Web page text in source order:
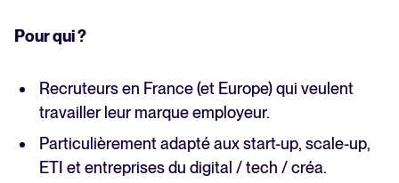
Pour qui ?
Recruteurs en France (et Europe) qui veulent
travailler leur marque employeur.
Particulièrement adapté aux start-up, scale-up,
ETI et entreprises du digital / tech / créa.